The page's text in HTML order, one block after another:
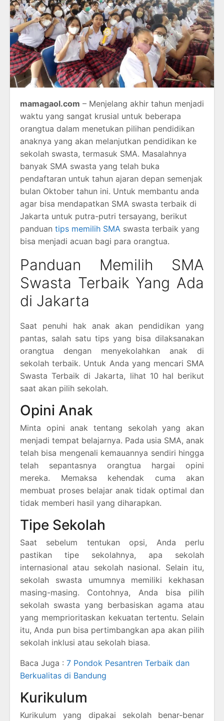
mamagaol.com – Menjelang akhir tahun menjadi
waktu yang sangat krusial untuk beberapa
orangtua dalam menetukan pilihan pendidikan
anaknya yang akan melanjutkan pendidikan ke
sekolah swasta, termasuk SMA. Masalahnya
banyak SMA swasta yang telah buka
pendaftaran untuk tahun ajaran depan semenjak
bulan Oktober tahun ini. Untuk membantu anda
agar bisa mendapatkan SMA swasta terbaik di
Jakarta untuk putra-putri tersayang, berikut
panduan tips memilih SMA swasta terbaik yang
bisa menjadi acuan bagi para orangtua.
Panduan Memilih SMA
Swasta Terbaik Yang Ada
di Jakarta
Saat penuhi hak anak akan pendidikan yang
pantas, salah satu tips yang bisa dilaksanakan
orangtua dengan menyekolahkan anak di
sekolah terbaik. Untuk Anda yang mencari SMA
Swasta Terbaik di Jakarta, lihat 10 hal berikut
saat akan pilih sekolah.
Opini Anak
Minta opini anak tentang sekolah yang akan
menjadi tempat belajarnya. Pada usia SMA, anak
telah bisa mengenali kemauannya sendiri hingga
telah sepantasnya orangtua hargai opini
mereka. Memaksa kehendak cuma akan
membuat proses belajar anak tidak optimal dan
tidak memberi hasil yang diharapkan.
Tipe Sekolah
Saat sebelum tentukan opsi, Anda perlu
pastikan tipe sekolahnya, apa sekolah
internasional atau sekolah nasional. Selain itu,
sekolah swasta umumnya memiliki kekhasan
masing-masing. Contohnya, Anda bisa pilih
sekolah swasta yang berbasiskan agama atau
yang memprioritaskan kekuatan tertentu. Selain
itu, Anda pun bisa pertimbangkan apa akan pilih
sekolah inklusi atau sekolah biasa.
Baca Juga : 7 Pondok Pesantren Terbaik dan
Berkualitas di Bandung
Kurikulum
Kurikulum yang dipakai sekolah benar-benar